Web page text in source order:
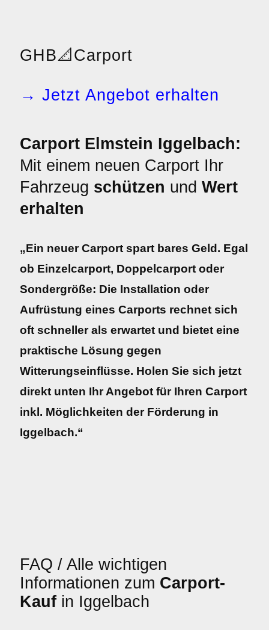
GHB📐 Carport
→ Jetzt Angebot erhalten
Carport Elmstein Iggelbach:
Mit einem neuen Carport Ihr
Fahrzeug schützen und Wert
erhalten
„Ein neuer Carport spart bares Geld. Egal
ob Einzelcarport, Doppelcarport oder
Sondergröße: Die Installation oder
Aufrüstung eines Carports rechnet sich
oft schneller als erwartet und bietet eine
praktische Lösung gegen
Witterungseinflüsse. Holen Sie sich jetzt
direkt unten Ihr Angebot für Ihren Carport
inkl. Möglichkeiten der Förderung in
Iggelbach.“
FAQ / Alle wichtigen
Informationen zum Carport-
Kauf in Iggelbach